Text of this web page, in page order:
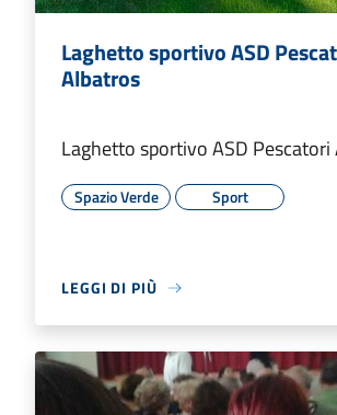
Laghetto sportivo ASD
Albatros
Laghetto sportivo ASD
Spazio Verde Sport
LEGGI DI PIÙ